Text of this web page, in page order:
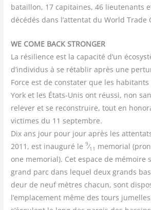
bataillon, 17 capi­taines, 46 lieu­te­nants
décé­dés dans l’attentat du World Trade
WE COME BACK STRONGER
La rési­lience est la capa­ci­té d’un
d’individus à se réta­blir après une
Force est de consta­ter que les
York et les États-Unis ont réus­si, non
rele­ver et se recons­truire, tout en
vic­times du 11 sep­tembre.
Dix ans jour pour jour après les
2011, est inau­gu­ré le9⁄11 memo­rial
one memo­rial). Cet espace de mémoire
grand parc dans lequel deux grands
deur de neuf mètres cha­cun, sont
l’emplacement même des tours